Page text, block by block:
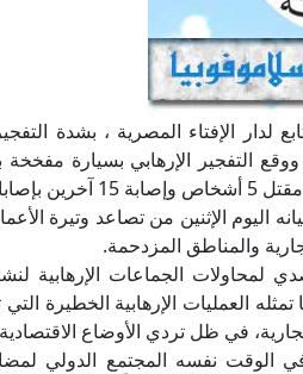
لدار الإفتاء المصرية ، بشدة
التفجير الإرهابي بسيارة
متفرقة.
اليوم الإثنين من تصاعد وتيرة
والمناطق المزدحمة.
لمحاولات الجماعات الإرهابية
العمليات الإرهابية الخطيرة
في ظل تردي الأوضاع
الوقت نفسه المجتمع الدولي